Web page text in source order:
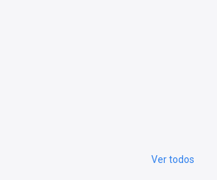
Ver todos